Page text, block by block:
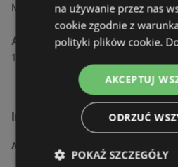
Maszewska 7, 72-100 Goleniów
Aldi
1 Maja 43, 71-627 Szczecin
Inne sklepy Supermarkety
ADRES
na używanie przez nas
cookie zgodnie z
polityki plików cookie.
AKCEPTUJ
ODRZUĆ
POKAŻ SZCZEGÓŁY